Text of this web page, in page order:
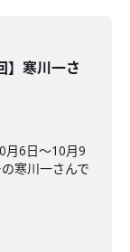
】寒川一さ
月6日〜10月9
寒川一さんで